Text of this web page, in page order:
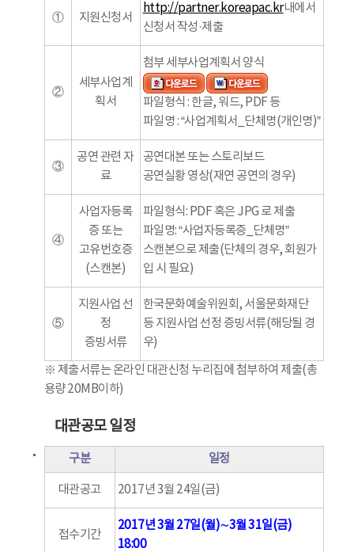
① 지원신청서
http://partner.koreapac.kr내에서
신청서 작성·제출
②
세부사업계
획서
첨부 세부사업계획서 양식
파일형식 : 한글, 워드, PDF 등
파일명 : “사업계획서_단체명(개인명)”
③
공연 관련 자
료
공연대본 또는 스토리보드
공연실황 영상(재연 공연의 경우)
④
사업자등록
증 또는
고유번호증
(스캔본)
파일형식: PDF 혹은 JPG 로 제출
파일명: “사업자등록증_단체명”
스캔본으로 제출(단체의 경우, 회원가
입 시 필요)
⑤
지원사업 선
정
증빙서류
한국문화예술위원회, 서울문화재단
등 지원사업 선정 증빙서류(해당될 경
우)
※ 제출서류는 온라인 대관신청 누리집에 첨부하여 제출(총
용량 20MB이하)
대관공모 일정
구분 일정
대관공고 2017년 3월 24일(금)
접수기간
2017년 3월 27일(월)∼3월 31일(금)
18:00